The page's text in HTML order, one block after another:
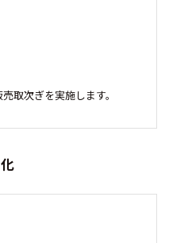
取次ぎを実施します。